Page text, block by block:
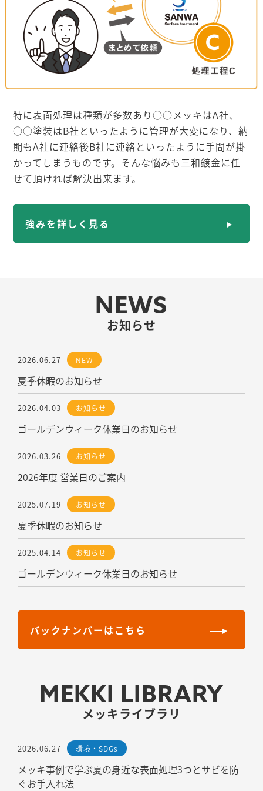
特に表面処理は種類が多数あり○○メッキはA社、
○○塗装はB社といったように管理が大変になり、納
期もA社に連絡後B社に連絡といったように手間が掛
かってしまうものです。そんな悩みも三和鍍金に任
せて頂ければ解決出来ます。
強みを詳しく見る
NEWS
お知らせ
2026.06.27 NEW
夏季休暇のお知らせ
2026.04.03 お知らせ
ゴールデンウィーク休業日のお知らせ
2026.03.26 お知らせ
2026年度 営業日のご案内
2025.07.19 お知らせ
夏季休暇のお知らせ
2025.04.14 お知らせ
ゴールデンウィーク休業日のお知らせ
バックナンバーはこちら
MEKKI LIBRARY
メッキライブラリ
2026.06.27 環境・SDGs
メッキ事例で学ぶ夏の身近な表面処理3つとサビを防
ぐお手入れ法